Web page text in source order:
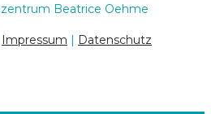
Beatrice Oehme
Impressum | Datenschutz